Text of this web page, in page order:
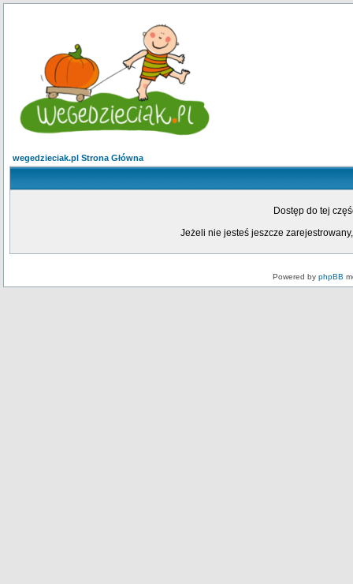
wegedzieciak.pl Strona Główna
Dostęp do tej
Jeżeli nie jesteś jeszcze
Powered by phpBB